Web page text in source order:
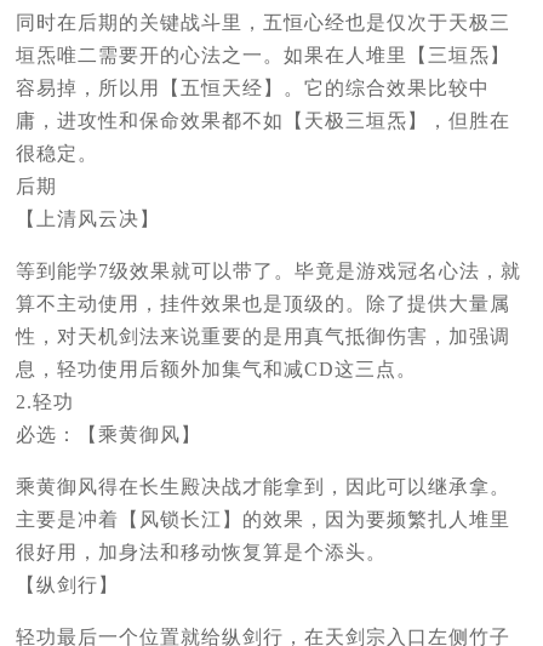
同时在后期的关键战斗里，五恒心经也是仅次于天极三
垣炁唯二需要开的心法之一。如果在人堆里【三垣炁】
容易掉，所以用【五恒天经】。它的综合效果比较中
庸，进攻性和保命效果都不如【天极三垣炁】，但胜在
很稳定。
后期
【上清风云决】
等到能学7级效果就可以带了。毕竟是游戏冠名心法，就
算不主动使用，挂件效果也是顶级的。除了提供大量属
性，对天机剑法来说重要的是用真气抵御伤害，加强调
息，轻功使用后额外加集气和减CD这三点。
2.轻功
必选：【乘黄御风】
乘黄御风得在长生殿决战才能拿到，因此可以继承拿。
主要是冲着【风锁长江】的效果，因为要频繁扎人堆里
很好用，加身法和移动恢复算是个添头。
【纵剑行】
轻功最后一个位置就给纵剑行，在天剑宗入口左侧竹子